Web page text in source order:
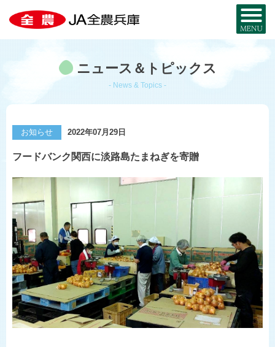
JA全農兵庫とは？
事業内容
組織概要
部署・事業所
採用情報
JAグループ兵庫
公式SNS一覧
兵庫の農を知る
兵庫の特産品MAP
米と麦
JA・MYひょうご
兵庫県産酒米
兵庫県産麦
コ・ノ・ホ・シ
野菜と花
ひょうごの野菜や花
淡路島たまねぎ
豆類
お取り寄せ
暮らし・サービス
宅配サービス
JA葬祭ひょうご
シロアリから家を守る
JAのリフォーム・リノベーション
施主代行方式
県内JA-SS
ニュース＆トピックス
- News & Topics -
お知らせ 2022年07月29日
フードバンク関西に淡路島たまねぎを寄贈